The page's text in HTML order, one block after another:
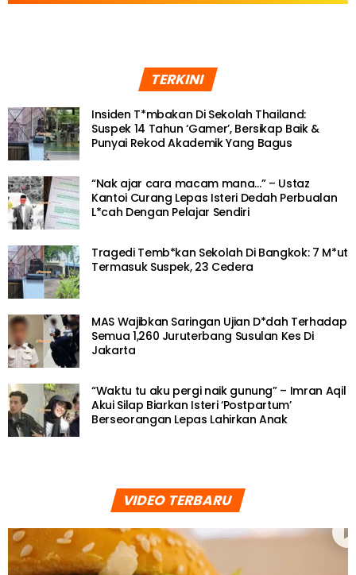
TERKINI
Insiden T*mbakan Di Sekolah Thailand:
Suspek 14 Tahun ‘Gamer’, Bersikap Baik &
Punyai Rekod Akademik Yang Bagus
“Nak ajar cara macam mana…” – Ustaz
Kantoi Curang Lepas Isteri Dedah Perbualan
L*cah Dengan Pelajar Sendiri
Tragedi Temb*kan Sekolah Di Bangkok: 7 M*ut
Termasuk Suspek, 23 Cedera
MAS Wajibkan Saringan Ujian D*dah Terhadap
Semua 1,260 Juruterbang Susulan Kes Di
Jakarta
“Waktu tu aku pergi naik gunung” – Imran Aqil
Akui Silap Biarkan Isteri ‘Postpartum’
Berseorangan Lepas Lahirkan Anak
VIDEO TERBARU